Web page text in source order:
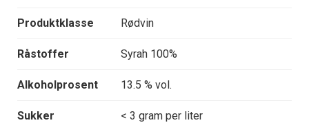
Produktklasse Rødvin
Råstoffer Syrah 100%
Alkoholprosent 13.5 % vol.
Sukker < 3 gram per liter